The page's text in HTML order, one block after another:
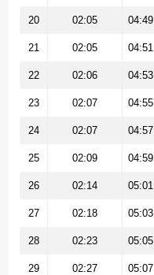
20 02:05 04:49
21 02:05 04:51
22 02:06 04:53
23 02:07 04:55
24 02:07 04:57
25 02:09 04:59
26 02:14 05:01
27 02:18 05:03
28 02:23 05:05
29 02:27 05:07